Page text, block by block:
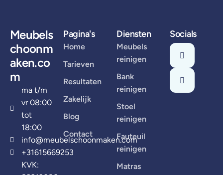
Meubels
choonm
aken.co
m
ma t/m
vr 08:00
tot
18:00
info@meubelschoonmaken.com
+31615669253
KVK:
Pagina's
Home
Tarieven
Resultaten
Zakelijk
Blog
Contact
Diensten
Meubels
reinigen
Bank
reinigen
Stoel
reinigen
Fauteuil
reinigen
Matras
Socials